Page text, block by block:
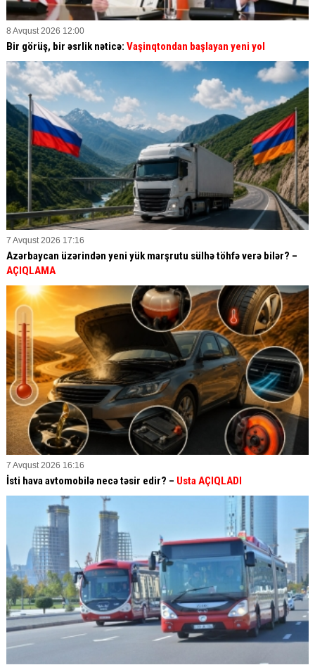
8 Avqust 2026 12:00
Bir görüş, bir əsrlik nəticə: Vaşinqtondan başlayan yeni yol
7 Avqust 2026 17:16
Azərbaycan üzərindən yeni yük marşrutu sülhə töhfə verə bilər? –
AÇIQLAMA
7 Avqust 2026 16:16
İsti hava avtomobilə necə təsir edir? – Usta AÇIQLADI